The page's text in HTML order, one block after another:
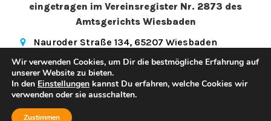
eingetragen im Vereinsregister Nr. 2873 des
Amtsgerichts Wiesbaden
Nauroder Straße 134, 65207 Wiesbaden
(+49) 179 5081972
info@vfhwi.de
hundesport_wiesbaden
© 2026 Verein für Hundesport Rhein-Main-Taunus e.V.. Created
for free using WordPress and
Wir verwenden Cookies, um Dir die bestmögliche Erfahrung auf
unserer Website zu bieten.
In den Einstellungen kannst Du erfahren, welche Cookies wir
verwenden oder sie ausschalten.
Zustimmen